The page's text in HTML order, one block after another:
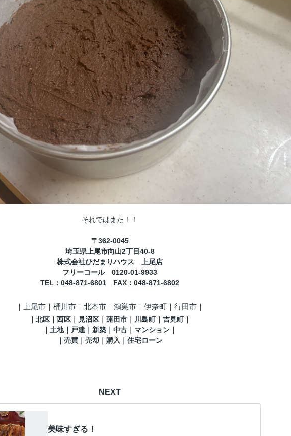
それではまた！！
〒362-0045
埼玉県上尾市向山2丁目40-8
株式会社ひだまりハウス 上尾店
フリーコール 0120-01-9933
TEL ：048-871-6801 FAX ： 048-871-6802
｜ 上尾市｜桶川市｜北本市｜鴻巣市｜伊奈町｜行田市｜
北区 ｜西区｜見沼区 ｜蓮田市 ｜川島町｜吉見町｜
｜土地｜戸建｜新築｜中古｜マンション｜
｜売買｜売却｜購入｜住宅ローン
NEXT
美味すぎる！